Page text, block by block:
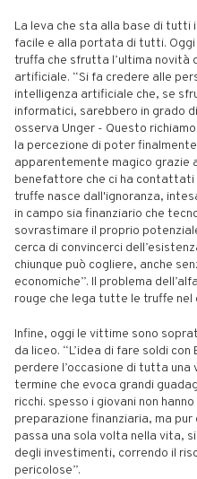
La leva che sta alla base di tutti
facile e alla portata di tutti.
truffa che sfrutta l’ultima novità
artificiale. “Si fa credere alle
intelligenza artificiale che, se
informatici, sarebbero in grado
osserva Unger - Questo
la percezione di poter
apparentemente magico grazie
benefattore che ci ha contattati
truffe nasce dall'ignoranza,
in campo sia finanziario che
sovrastimare il proprio
cerca di convincerci
chiunque può cogliere, anche
economiche”. Il problema
rouge che lega tutte le truffe nel
Infine, oggi le vittime sono
da liceo. “L’idea di fare soldi
perdere l’occasione di tutta una
termine che evoca grandi
ricchi. spesso i giovani non
preparazione finanziaria, ma
passa una sola volta nella vita,
degli investimenti, correndo il
pericolose”.